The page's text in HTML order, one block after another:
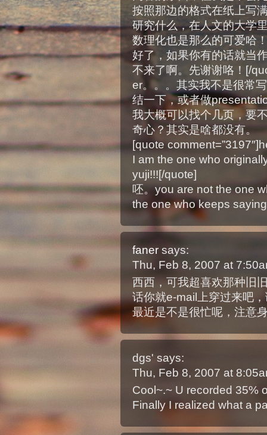
按照那边的格式在纸上写
研究什么，在人文的大学
数理化也是那么的可爱哈
好了，如果你有的话就当
不来了啊。先谢谢咯！[/
er。。。其实我不是很常
结一下，或者做
我大概可以找个几页，要
奇心？其实是啥都没有。
[quote
I am the one who
yuji!!![/quote]
呸。you are not the one
the one who keeps
faner says:
Thu, Feb 8, 2007 at
西西，可我超喜欢那种旧
话你就e-mail上穿过来吧
最近是不是很忙呢，注意
dgs' says:
Thu, Feb 8, 2007 at
Cool~.~ U recorded 35%
Finally I realized what a